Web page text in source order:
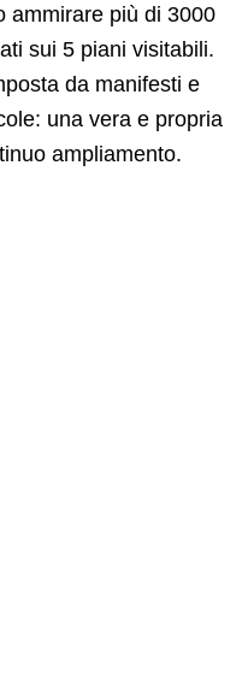
ammirare più di 3000
sui 5 piani visitabili.
da manifesti e
una vera e propria
ampliamento.